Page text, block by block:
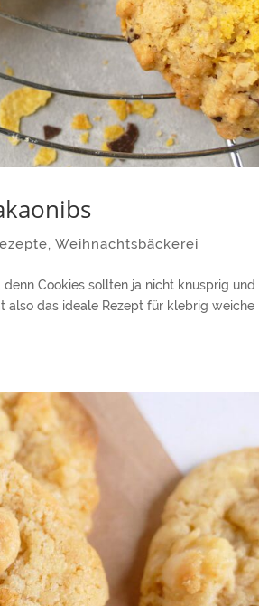
,Weihnachtsbäckerei
Cookies sollten ja nicht knusprig und
also das ideale Rezept für klebrig weiche